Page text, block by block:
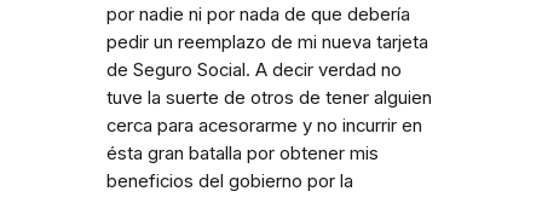
por nadie ni por nada de que debería
pedir un reemplazo de mi nueva tarjeta
de Seguro Social. A decir verdad no
tuve la suerte de otros de tener alguien
cerca para acesorarme y no incurrir en
ésta gran batalla por obtener mis
beneficios del gobierno por la